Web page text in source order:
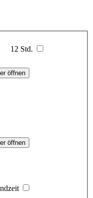
12 Std.
öffnen
öffnen